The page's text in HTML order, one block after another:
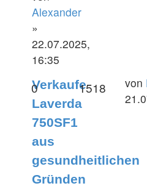
Alexander
»
22.07.2025,
16:35
Verkaufe
Laverda
750SF1
aus
gesundheitlichen
Gründen
0Antworten1518 Zugriffe
von